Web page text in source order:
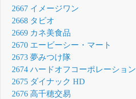
2667 イメージワン
2668 タビオ
2669 カネ美食品
2670 エービーシー・マート
2673 夢みつけ隊
2674 ハードオフコーポレーション
2675 ダイナック HD
2676 高千穂交易